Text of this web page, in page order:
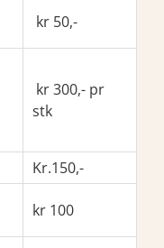
kr 50,-
kr 300,- pr
stk
Kr.150,-
kr 100